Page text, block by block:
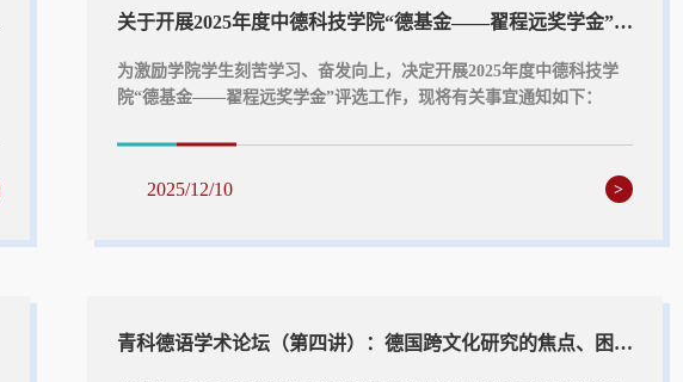
关于开展2025年度中德科技学院“德基金——翟程远奖学金”评选工作的通知
为激励学院学生刻苦学习、奋发向上，决定开展2025年度中德科技学
院“德基金——翟程远奖学金”评选工作，现将有关事宜通知如下：
级）、三年级（2023级）学生，每人奖励3000元。二、评选条件1.热爱
祖国，拥护中国共产党的领导，弘扬社会主义核心价值观；2.自觉遵守
宪法和法律，遵守学校规章制度；3.诚实守信，品行端正，关心集体，
2025/12/10 >
青科德语学术论坛（第四讲）：德国跨文化研究的焦点、困境和前景